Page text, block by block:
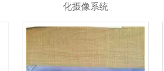
化摄像系统